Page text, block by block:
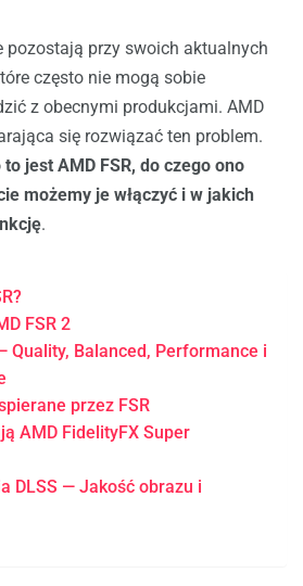
pozostają przy swoich aktualnych
często nie mogą sobie
z obecnymi produkcjami. AMD
się rozwiązać ten problem.
jest AMD FSR, do czego ono
możemy je włączyć i w jakich
.
FSR 2
Quality, Balanced, Performance i
przez FSR
AMD FidelityFX Super
DLSS — Jakość obrazu i